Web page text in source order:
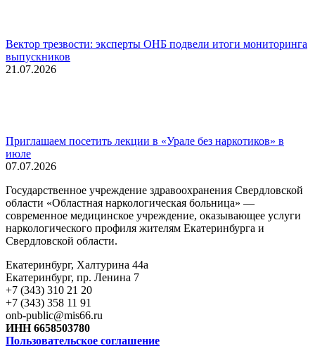
Вектор трезвости: эксперты ОНБ подвели итоги мониторинга
выпускников
21.07.2026
Приглашаем посетить лекции в «Урале без наркотиков» в
июле
07.07.2026
Государственное учреждение здравоохранения Свердловской
области «Областная наркологическая больница» —
современное медицинское учреждение, оказывающее услуги
наркологического профиля жителям Екатеринбурга и
Свердловской области.
Екатеринбург, Халтурина 44а
Екатеринбург, пр. Ленина 7
+7 (343) 310 21 20
+7 (343) 358 11 91
onb-public@mis66.ru
ИНН 6658503780
Пользовательское соглашение